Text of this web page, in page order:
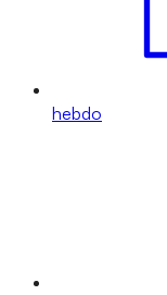
hebdo